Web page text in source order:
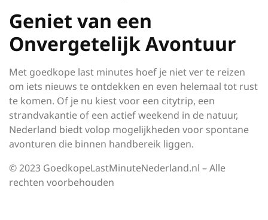
Geniet van een
Onvergetelijk Avontuur
Met goedkope last minutes hoef je niet ver te reizen
om iets nieuws te ontdekken en even helemaal tot rust
te komen. Of je nu kiest voor een citytrip, een
strandvakantie of een actief weekend in de natuur,
Nederland biedt volop mogelijkheden voor spontane
avonturen die binnen handbereik liggen.
© 2023 GoedkopeLastMinuteNederland.nl – Alle
rechten voorbehouden